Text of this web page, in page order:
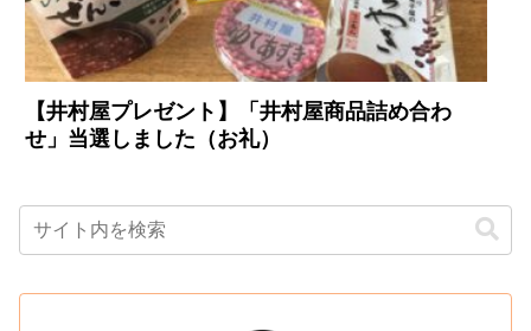
【井村屋プレゼント】「井村屋商品詰め合わ
せ」当選しました（お礼）